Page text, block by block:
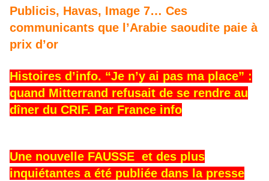
Publicis, Havas, Image 7… Ces
communicants que l’Arabie saoudite paie à
prix d’or
Histoires d’info. “Je n’y ai pas ma place” :
quand Mitterrand refusait de se rendre au
dîner du CRIF. Par France info
Une nouvelle FAUSSE et des plus
inquiétantes a été publiée dans la presse